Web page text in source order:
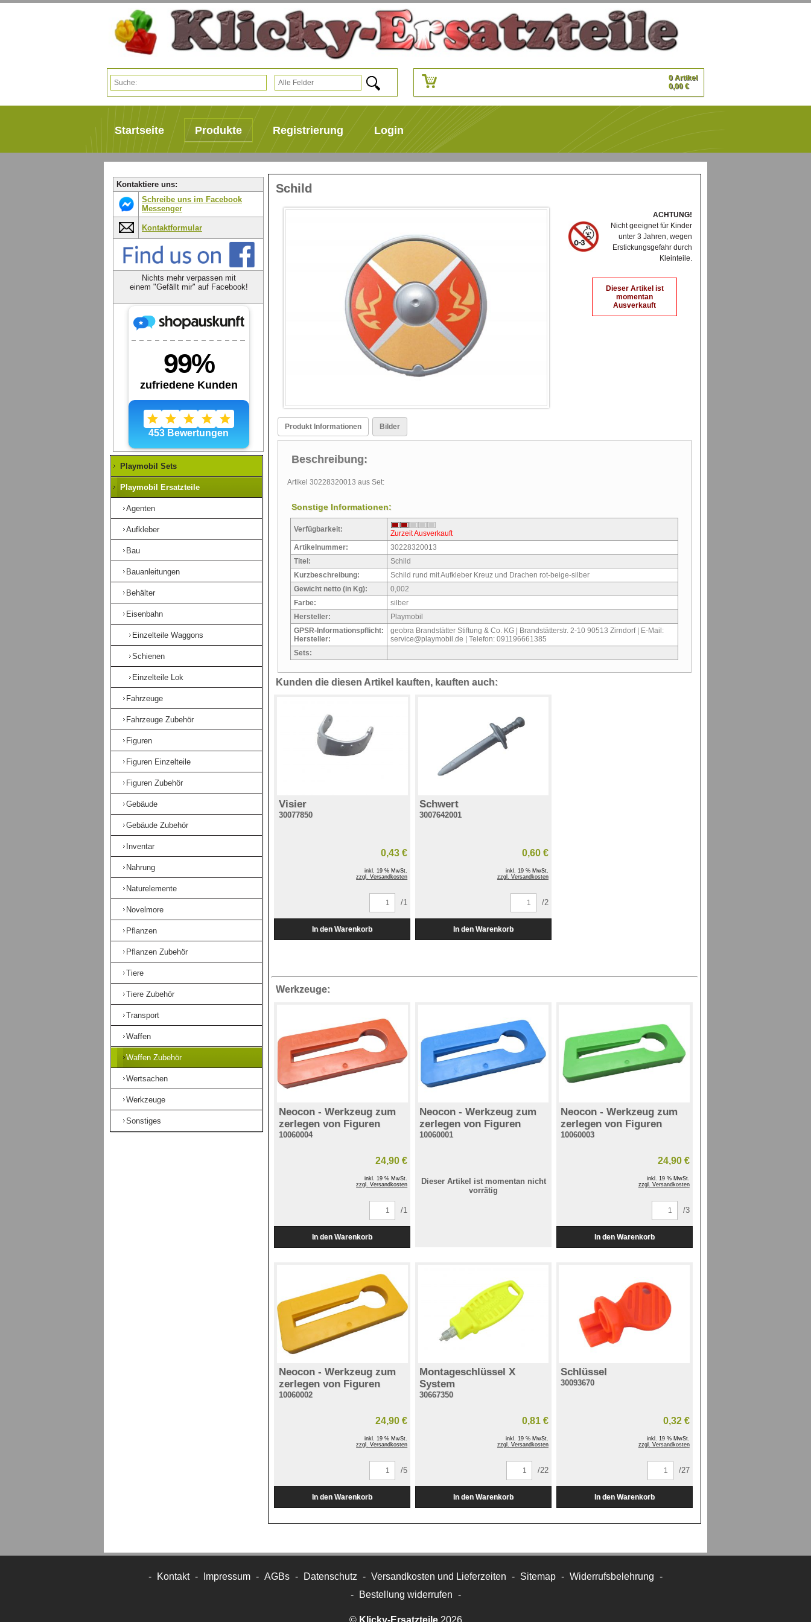
0 Artikel
0,00 €
Startseite Produkte Registrierung Login
Schild
ACHTUNG!
Nicht geeignet für Kinder
unter 3 Jahren, wegen
Erstickungsgefahr durch
Kleinteile.
Dieser Artikel ist
momentan
Ausverkauft
Produkt Informationen Bilder
Beschreibung:
Artikel 30228320013 aus Set:
Sonstige Informationen:
Verfügbarkeit:
Zurzeit Ausverkauft
Artikelnummer:
30228320013
Titel:
Schild
Kurzbeschreibung:
Schild rund mit Aufkleber Kreuz und Drachen rot-beige-silber
Gewicht netto (in Kg):
0,002
Farbe:
silber
Hersteller:
Playmobil
GPSR-Informationspflicht:
Hersteller:
geobra Brandstätter Stiftung & Co. KG | Brandstätterstr. 2-10 90513 Zirndorf | E-Mail:
service@playmobil.de | Telefon: 091196661385
Sets:
Kunden die diesen Artikel kauften, kauften auch:
Visier
30077850
0,43 €
inkl. 19 % MwSt.
zzgl. Versandkosten
/1
Schwert
3007642001
0,60 €
inkl. 19 % MwSt.
zzgl. Versandkosten
/2
Werkzeuge:
Neocon - Werkzeug zum
zerlegen von Figuren
10060004
24,90 €
inkl. 19 % MwSt.
zzgl. Versandkosten
/1
Neocon - Werkzeug zum
zerlegen von Figuren
10060001
Dieser Artikel ist momentan nicht
vorrätig
Neocon - Werkzeug zum
zerlegen von Figuren
10060003
24,90 €
inkl. 19 % MwSt.
zzgl. Versandkosten
/3
Neocon - Werkzeug zum
zerlegen von Figuren
10060002
24,90 €
inkl. 19 % MwSt.
zzgl. Versandkosten
/5
Montageschlüssel X
System
30667350
0,81 €
inkl. 19 % MwSt.
zzgl. Versandkosten
/22
Schlüssel
30093670
0,32 €
inkl. 19 % MwSt.
zzgl. Versandkosten
/27
Kontaktiere uns:
Schreibe uns im Facebook
Messenger
Kontaktformular
Nichts mehr verpassen mit
einem "Gefällt mir" auf Facebook!
Playmobil Sets
Playmobil Ersatzteile
Agenten
Aufkleber
Bau
Bauanleitungen
Behälter
Eisenbahn
Einzelteile Waggons
Schienen
Einzelteile Lok
Fahrzeuge
Fahrzeuge Zubehör
Figuren
Figuren Einzelteile
Figuren Zubehör
Gebäude
Gebäude Zubehör
Inventar
Nahrung
Naturelemente
Novelmore
Pflanzen
Pflanzen Zubehör
Tiere
Tiere Zubehör
Transport
Waffen
Waffen Zubehör
Wertsachen
Werkzeuge
Sonstiges
- Kontakt - Impressum - AGBs - Datenschutz - Versandkosten und Lieferzeiten - Sitemap - Widerrufsbelehrung -
-
Bestellung widerrufen -